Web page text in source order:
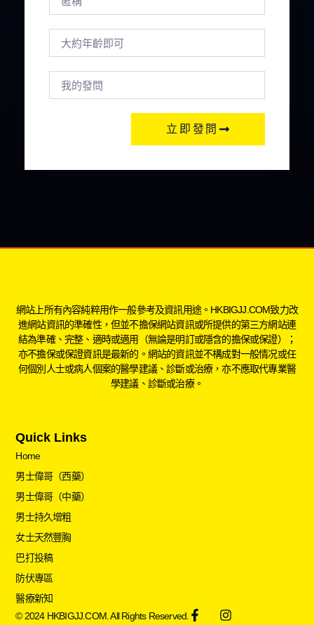
立即發問
網站上所有內容純粹用作一般參考及資訊用途。HKBIGJJ.COM致力改
進網站資訊的準確性，但並不擔保網站資訊或所提供的第三方網站連
結為準確、完整、適時或適用（無論是明訂或隱含的擔保或保證）；
亦不擔保或保證資訊是最新的。網站的資訊並不構成對一般情况或任
何個別人士或病人個案的醫學建議、診斷或治療，亦不應取代專業醫
學建議、診斷或治療。
Quick Links
Home
男士偉哥（西藥）
男士偉哥（中藥）
男士持久增粗
女士天然豐胸
巴打投稿
防伏專區
醫療新知
© 2024 HKBIGJJ.COM. All Rights Reserved.